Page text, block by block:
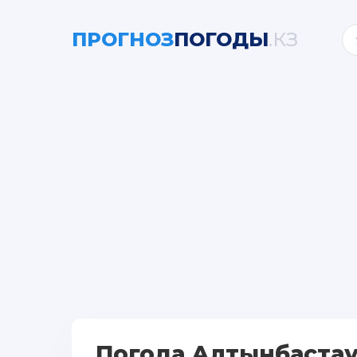
ПРОГНОЗПОГОДЫ.КЗ